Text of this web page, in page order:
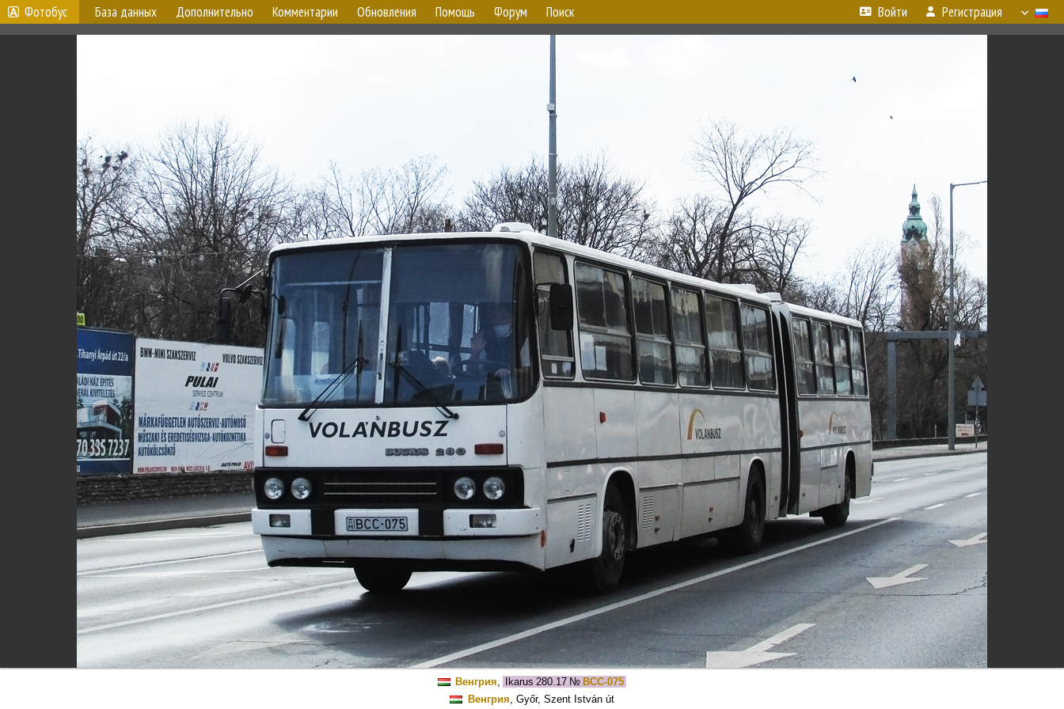
Фотобус База данных Дополнительно Комментарии Обновления Помощь Форум Поиск Войти Регистрация
Венгрия, Ikarus 280.17 № BCC-075
Венгрия, Győr, Szent István út